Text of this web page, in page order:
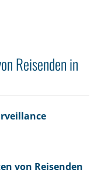
Reisenden in
von Reisenden